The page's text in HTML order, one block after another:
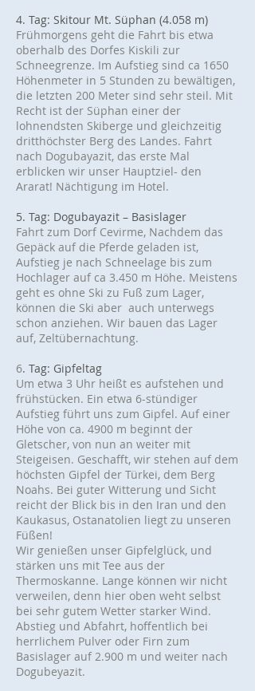
4. Tag: Skitour Mt. Süphan (4.058 m)
Frühmorgens geht die Fahrt bis etwa
oberhalb des Dorfes Kiskili zur
Schneegrenze. Im Aufstieg sind ca 1650
Höhenmeter in 5 Stunden zu bewältigen,
die letzten 200 Meter sind sehr steil. Mit
Recht ist der Süphan einer der
lohnendsten Skiberge und gleichzeitig
dritthöchster Berg des Landes. Fahrt
nach Dogubayazit, das erste Mal
erblicken wir unser Hauptziel- den
Ararat! Nächtigung im Hotel.
5. Tag: Dogubayazit – Basislager
Fahrt zum Dorf Cevirme, Nachdem das
Gepäck auf die Pferde geladen ist,
Aufstieg je nach Schneelage bis zum
Hochlager auf ca 3.450 m Höhe. Meistens
geht es ohne Ski zu Fuß zum Lager,
können die Ski aber auch unterwegs
schon anziehen. Wir bauen das Lager
auf, Zeltübernachtung.
6. Tag: Gipfeltag
Um etwa 3 Uhr heißt es aufstehen und
frühstücken. Ein etwa 6-stündiger
Aufstieg führt uns zum Gipfel. Auf einer
Höhe von ca. 4900 m beginnt der
Gletscher, von nun an weiter mit
Steigeisen. Geschafft, wir stehen auf dem
höchsten Gipfel der Türkei, dem Berg
Noahs. Bei guter Witterung und Sicht
reicht der Blick bis in den Iran und den
Kaukasus, Ostanatolien liegt zu unseren
Füßen!
Wir genießen unser Gipfelglück, und
stärken uns mit Tee aus der
Thermoskanne. Lange können wir nicht
verweilen, denn hier oben weht selbst
bei sehr gutem Wetter starker Wind.
Abstieg und Abfahrt, hoffentlich bei
herrlichem Pulver oder Firn zum
Basislager auf 2.900 m und weiter nach
Dogubeyazit.